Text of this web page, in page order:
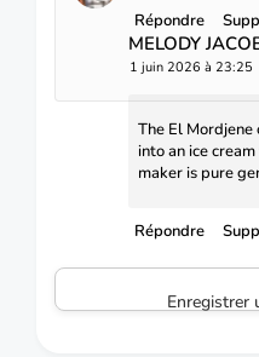
Répondre
MELODY
1 juin 2026 à 23:25
The El Mordjene
into an ice
maker is pure
Répondre
Enregistrer